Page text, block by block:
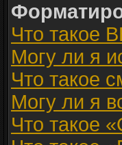
Что такое
Могу ли я
Что такое
Могу ли я
Что такое